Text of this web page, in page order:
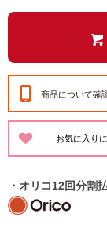
商品について確
・オリコ12回分割